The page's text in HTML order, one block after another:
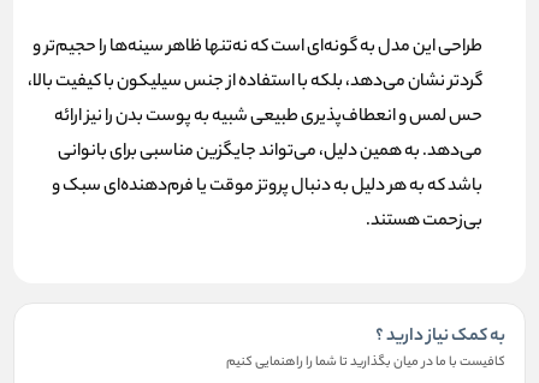
طراحی این مدل به گونه‌ای است که نه‌تنها ظاهر سینه‌ها را حجیم‌تر و
گردتر نشان می‌دهد، بلکه با استفاده از جنس سیلیکون با کیفیت بالا،
حس لمس و انعطاف‌پذیری طبیعی شبیه به پوست بدن را نیز ارائه
می‌دهد. به همین دلیل، می‌تواند جایگزین مناسبی برای بانوانی
باشد که به هر دلیل به دنبال پروتز موقت یا فرم‌دهنده‌ای سبک و
بی‌زحمت هستند.
به کمک نیاز دارید ؟
کافیست با ما در میان بگذارید تا شما را راهنمایی کنیم